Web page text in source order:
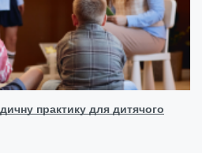
практику для дитячого